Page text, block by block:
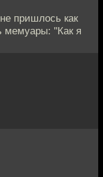
пришлось как
мемуары: "Как я